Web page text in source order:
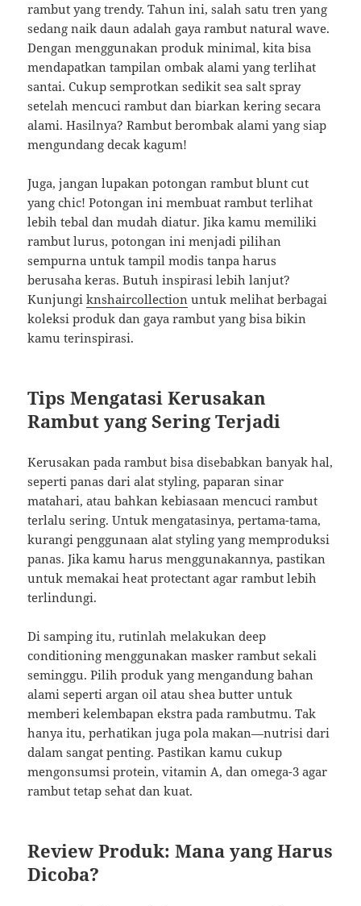
rambut yang trendy. Tahun ini, salah satu tren yang
sedang naik daun adalah gaya rambut natural wave.
Dengan menggunakan produk minimal, kita bisa
mendapatkan tampilan ombak alami yang terlihat
santai. Cukup semprotkan sedikit sea salt spray
setelah mencuci rambut dan biarkan kering secara
alami. Hasilnya? Rambut berombak alami yang siap
mengundang decak kagum!
Juga, jangan lupakan potongan rambut blunt cut
yang chic! Potongan ini membuat rambut terlihat
lebih tebal dan mudah diatur. Jika kamu memiliki
rambut lurus, potongan ini menjadi pilihan
sempurna untuk tampil modis tanpa harus
berusaha keras. Butuh inspirasi lebih lanjut?
Kunjungiknshaircollection untuk melihat berbagai
koleksi produk dan gaya rambut yang bisa bikin
kamu terinspirasi.
Tips Mengatasi Kerusakan
Rambut yang Sering Terjadi
Kerusakan pada rambut bisa disebabkan banyak hal,
seperti panas dari alat styling, paparan sinar
matahari, atau bahkan kebiasaan mencuci rambut
terlalu sering. Untuk mengatasinya, pertama-tama,
kurangi penggunaan alat styling yang memproduksi
panas. Jika kamu harus menggunakannya, pastikan
untuk memakai heat protectant agar rambut lebih
terlindungi.
Di samping itu, rutinlah melakukan deep
conditioning menggunakan masker rambut sekali
seminggu. Pilih produk yang mengandung bahan
alami seperti argan oil atau shea butter untuk
memberi kelembapan ekstra pada rambutmu. Tak
hanya itu, perhatikan juga pola makan—nutrisi dari
dalam sangat penting. Pastikan kamu cukup
mengonsumsi protein, vitamin A, dan omega-3 agar
rambut tetap sehat dan kuat.
Review Produk: Mana yang Harus
Dicoba?